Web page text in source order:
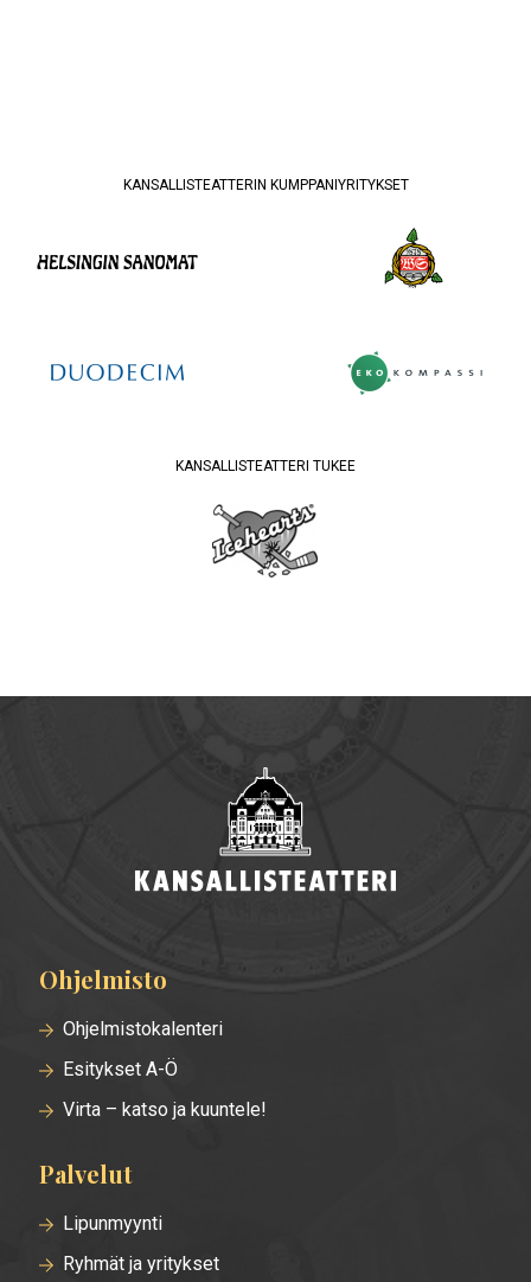
KANSALLISTEATTERIN KUMPPANIYRITYKSET
KANSALLISTEATTERI TUKEE
Alatunnisteen
valikko
Ohjelmisto
Ohjelmistokalenteri
Esitykset A-Ö
Virta – katso ja kuuntele!
Palvelut
Lipunmyynti
Ryhmät ja yritykset